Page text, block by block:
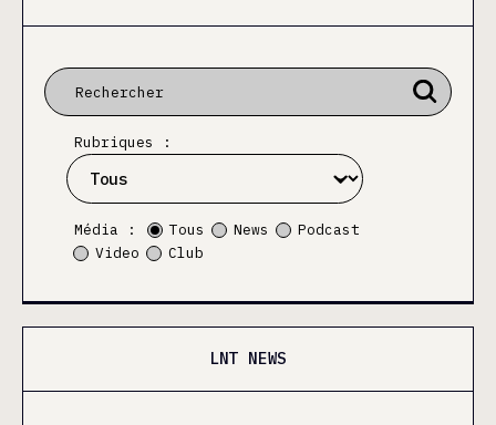
Rubriques :
Média : Tous News
Podcast
Video
Club
LNT NEWS